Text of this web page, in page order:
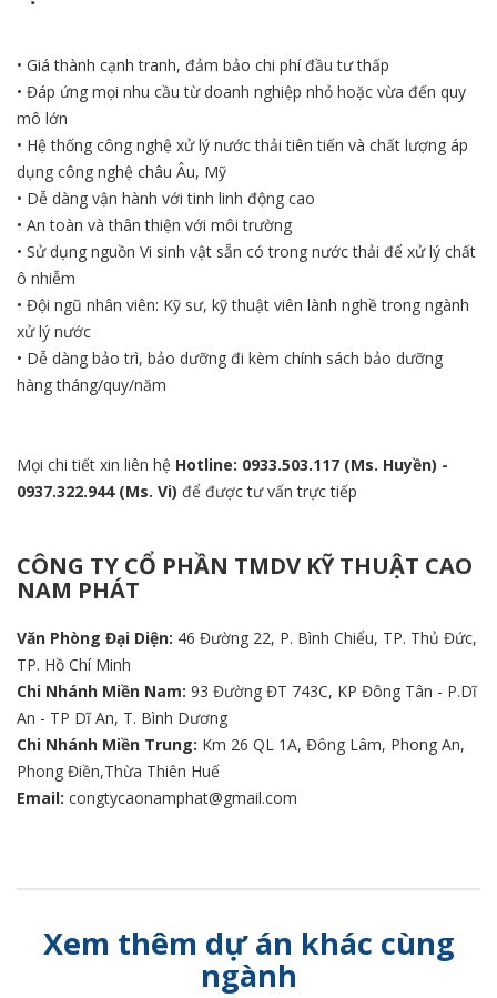
• Giá thành cạnh tranh, đảm bảo chi phí đầu tư thấp
• Đáp ứng mọi nhu cầu từ doanh nghiệp nhỏ hoặc vừa đến quy
mô lớn
• Hệ thống công nghệ xử lý nước thải tiên tiến và chất lượng áp
dụng công nghệ châu Âu, Mỹ
• Dễ dàng vận hành với tinh linh động cao
• An toàn và thân thiện với môi trường
• Sử dụng nguồn Vi sinh vật sẵn có trong nước thải để xử lý chất
ô nhiễm
• Đội ngũ nhân viên: Kỹ sư, kỹ thuật viên lành nghề trong ngành
xử lý nước
• Dễ dàng bảo trì, bảo dưỡng đi kèm chính sách bảo dưỡng
hàng tháng/quy/năm
Mọi chi tiết xin liên hệ Hotline: 0933.503.117 (Ms. Huyền) -
0937.322.944(Ms. Vi) để được tư vấn trực tiếp
CÔNG TY CỔ PHẦN TMDV KỸ THUẬT CAO
NAM PHÁT
Văn Phòng Đại Diện: 46 Đường 22, P. Bình Chiểu, TP. Thủ Đức,
TP. Hồ Chí Minh
Chi Nhánh Miền Nam: 93 Đường ĐT 743C, KP Đông Tân - P.Dĩ
An - TP Dĩ An, T. Bình Dương
Chi Nhánh Miền Trung: Km 26 QL 1A, Đông Lâm, Phong An,
Phong Điền,Thừa Thiên Huế
Email: congtycaonamphat@gmail.com
Xem thêm dự án khác cùng
ngành